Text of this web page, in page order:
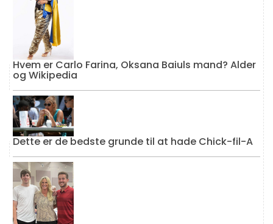
Hvem er Carlo Farina, Oksana Baiuls mand? Alder
og Wikipedia
Dette er de bedste grunde til at hade Chick-fil-A